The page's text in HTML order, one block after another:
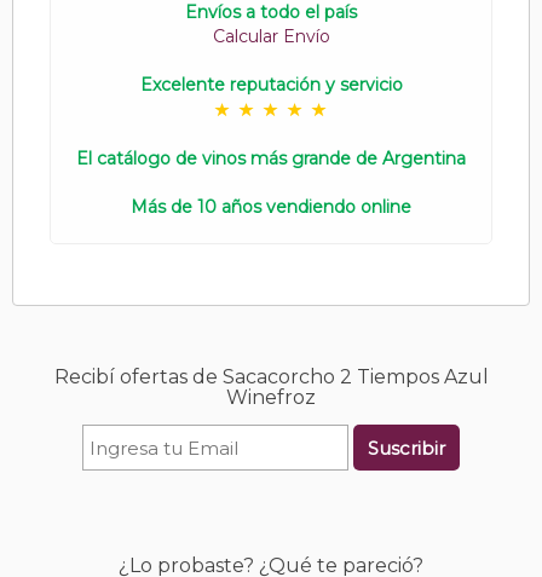
Envíos a todo el país
Calcular Envío
Excelente reputación y servicio
El catálogo de vinos más grande de Argentina
Más de 10 años vendiendo online
Recibí ofertas de Sacacorcho 2 Tiempos Azul
Winefroz
Suscribir
¿Lo probaste? ¿Qué te pareció?